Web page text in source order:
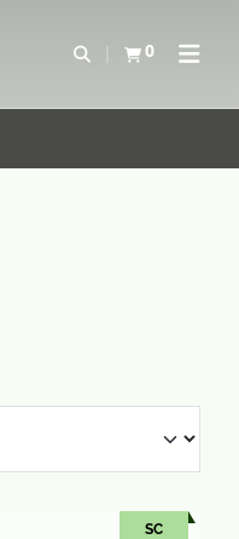
検索を開く
0
カートを確認す
ナビ
SC